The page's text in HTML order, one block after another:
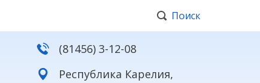
Поиск
(81456) 3-12-08
Республика Карелия,